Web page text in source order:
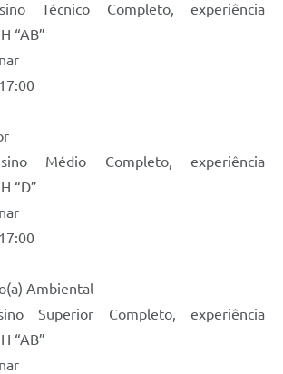
Técnico Completo, experiência
“AB”
Médio Completo, experiência
“D”
Ambiental
Superior Completo, experiência
“AB”